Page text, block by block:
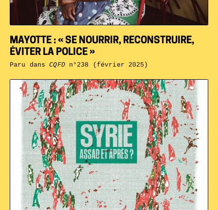
MAYOTTE : « SE NOURRIR, RECONSTRUIRE,
ÉVITER LA POLICE »
Paru dansCQFDn°238 (février 2025)